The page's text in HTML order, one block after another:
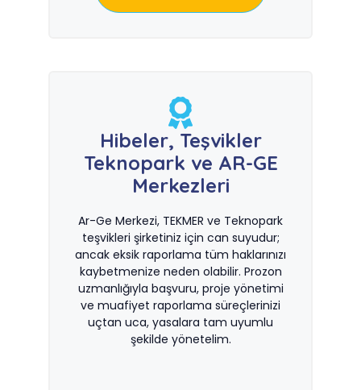
Hibeler, Teşvikler
Teknopark ve AR-GE
Merkezleri
Ar-Ge Merkezi, TEKMER ve Teknopark
teşvikleri şirketiniz için can suyudur;
ancak eksik raporlama tüm haklarınızı
kaybetmenize neden olabilir. Prozon
uzmanlığıyla başvuru, proje yönetimi
ve muafiyet raporlama süreçlerinizi
uçtan uca, yasalara tam uyumlu
şekilde yönetelim.